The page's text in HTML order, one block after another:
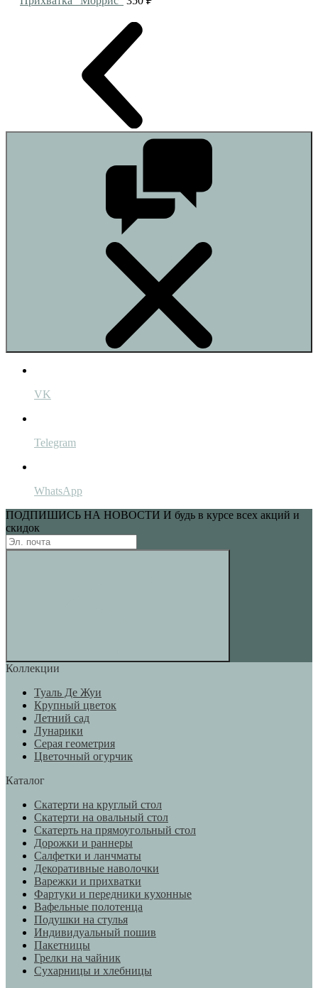
VK
Telegram
WhatsApp
ПОДПИШИСЬ НА НОВОСТИ И будь в курсе всех акций и
скидок
Коллекции
Туаль Де Жуи
Крупный цветок
Летний сад
Лунарики
Серая геометрия
Цветочный огурчик
Каталог
Скатерти на круглый стол
Скатерти на овальный стол
Скатерть на прямоугольный стол
Дорожки и раннеры
Салфетки и ланчматы
Декоративные наволочки
Варежки и прихватки
Фартуки и передники кухонные
Вафельные полотенца
Подушки на стулья
Индивидуальный пошив
Пакетницы
Грелки на чайник
Сухарницы и хлебницы